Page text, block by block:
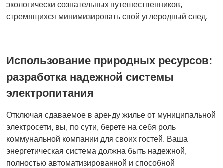
экологически сознательных путешественников,
стремящихся минимизировать свой углеродный след.
Использование природных ресурсов:
разработка надежной системы
электропитания
Отключая сдаваемое в аренду жилье от муниципальной
электросети, вы, по сути, берете на себя роль
коммунальной компании для своих гостей. Ваша
энергетическая система должна быть надежной,
полностью автоматизированной и способной